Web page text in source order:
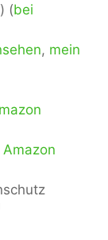
(bei
, mein